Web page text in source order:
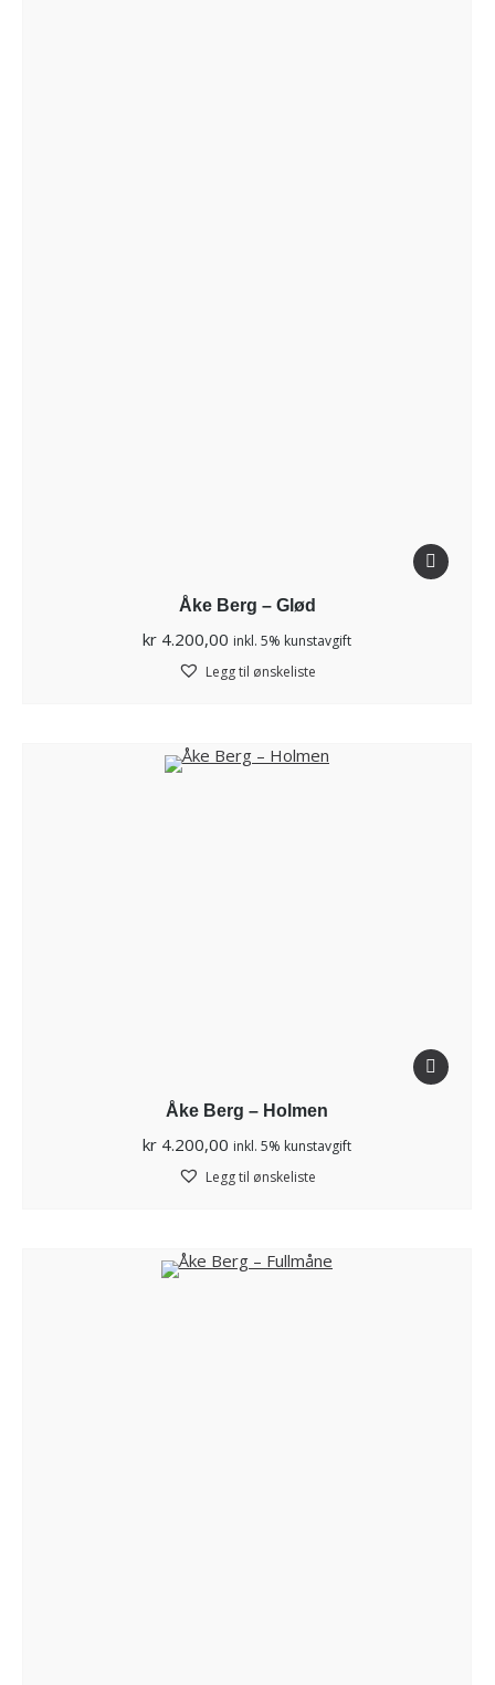
Åke Berg – Glød
kr 4.200,00 inkl. 5% kunstavgift
Legg til ønskeliste
Åke Berg – Holmen
kr 4.200,00 inkl. 5% kunstavgift
Legg til ønskeliste